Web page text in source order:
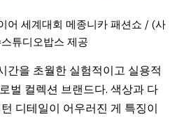
어 세계대회 메종니카 패션쇼 / (사
튜디오밥스 제공
간을 초월한 실험적이고 실용적
벌 컬렉션 브랜드다. 색상과 다
디테일이 어우러진 게 특징이